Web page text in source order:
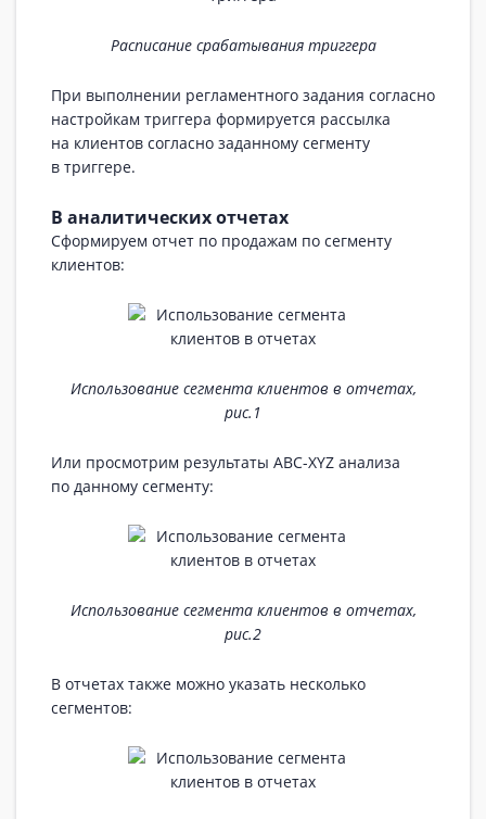
Расписание срабатывания триггера
При выполнении регламентного задания согласно
настройкам триггера формируется рассылка
на клиентов согласно заданному сегменту
в триггере.
В аналитических отчетах
Сформируем отчет по продажам по сегменту
клиентов:
Использование сегмента клиентов в отчетах,
рис.1
Или просмотрим результаты ABC-XYZ анализа
по данному сегменту:
Использование сегмента клиентов в отчетах,
рис.2
В отчетах также можно указать несколько
сегментов: